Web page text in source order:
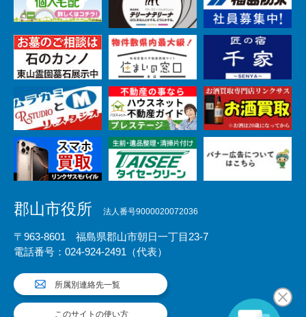
郡山市役所 法人番号9000020072036
〒963-8601 福島県郡山市朝日一丁目23-7
電話番号：024-924-2491（代表）
所属別連絡先一覧
このサイトの使い方